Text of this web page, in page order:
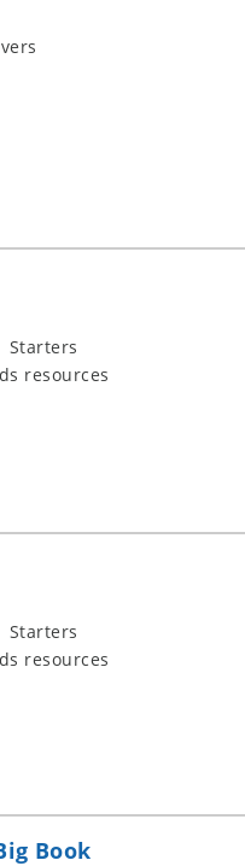
Starters
resources
Starters
resources
Book